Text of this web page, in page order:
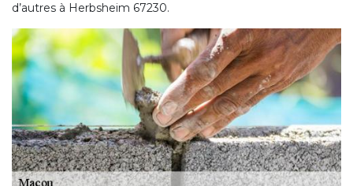
d’autres à Herbsheim 67230.